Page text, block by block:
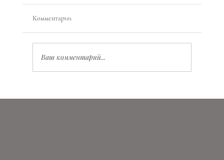
Комментарии
Ваш комментарий...